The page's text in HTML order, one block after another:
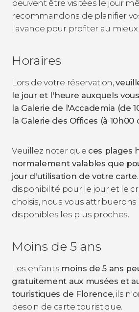
peuvent être visitées le jour
recommandons de planifier
l'avance pour profiter au
Horaires
Lors de votre réservation,
le jour et l'heure auxquels
la Galerie de l'Accademia (de
la Galerie des Offices (à 10h00
Veuillez noter que ces plages
normalement valables que
jour d'utilisation de votre carte
disponibilité pour le jour et le
choisis, nous vous
disponibles les plus proches.
Moins de 5 ans
Les enfants moins de 5 ans
gratuitement aux musées et
touristiques de Florence, ils
besoin de carte touristique.